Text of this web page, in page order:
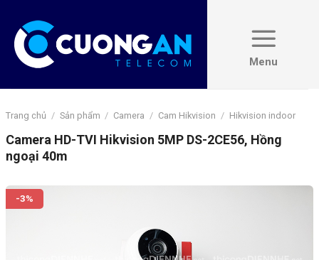
content
Trang chủ / Sản phẩm / Camera / Cam Hikvision / Hikvision indoor
Camera HD-TVI Hikvision 5MP DS-2CE56, Hồng
ngoại 40m
-3%